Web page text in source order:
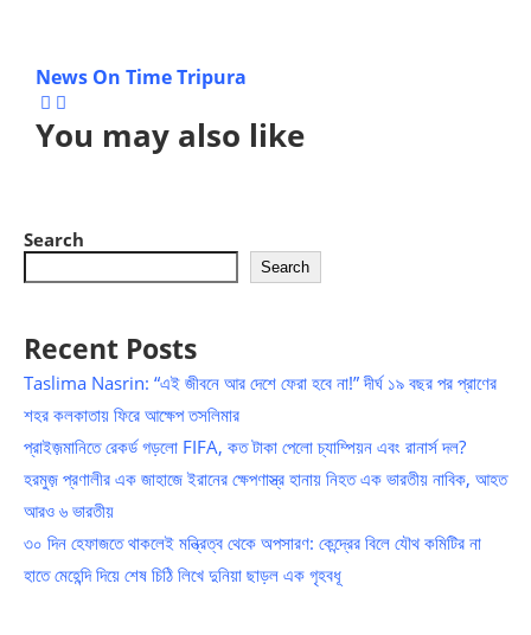
News On Time Tripura
You may also like
Search
Search
Recent Posts
Taslima Nasrin: “এই জীবনে আর দেশে ফেরা হবে না!” দীর্ঘ ১৯ বছর পর প্রাণের
শহর কলকাতায় ফিরে আক্ষেপ তসলিমার
প্রাইজ়মানিতে রেকর্ড গড়লো FIFA, কত টাকা পেলো চ্যাম্পিয়ন এবং রানার্স দল?
হরমুজ় প্রণালীর এক জাহাজে ইরানের ক্ষেপণাস্ত্র হানায় নিহত এক ভারতীয় নাবিক, আহত
আরও ৬ ভারতীয়
৩০ দিন হেফাজতে থাকলেই মন্ত্রিত্ব থেকে অপসারণ: কেন্দ্রের বিলে যৌথ কমিটির না
হাতে মেহেন্দি দিয়ে শেষ চিঠি লিখে দুনিয়া ছাড়ল এক গৃহবধূ